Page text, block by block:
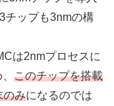
チップも3nmの構
は2nmプロセスに
このチップを搭載
のみになるのでは